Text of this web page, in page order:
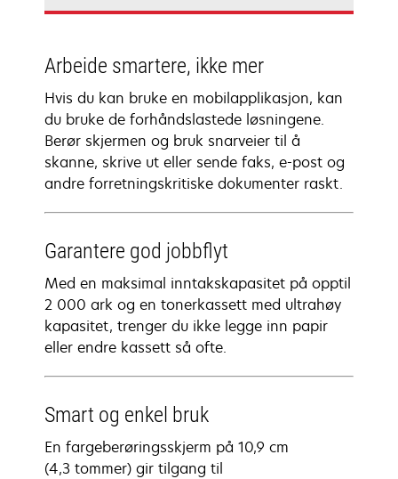
Arbeide smartere, ikke mer
Hvis du kan bruke en mobilapplikasjon, kan
du bruke de forhåndslastede løsningene.
Berør skjermen og bruk snarveier til å
skanne, skrive ut eller sende faks, e-post og
andre forretningskritiske dokumenter raskt.
Garantere god jobbflyt
Med en maksimal inntakskapasitet på opptil
2 000 ark og en tonerkassett med ultrahøy
kapasitet, trenger du ikke legge inn papir
eller endre kassett så ofte.
Smart og enkel bruk
En fargeberøringsskjerm på 10,9 cm
(4,3 tommer) gir tilgang til